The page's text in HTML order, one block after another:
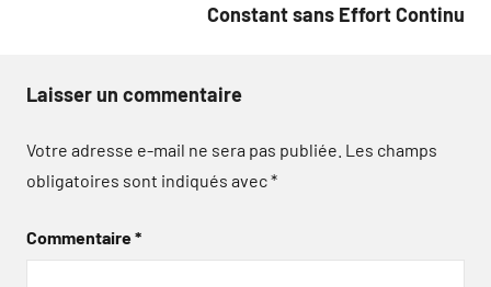
Constant sans Effort Continu
Laisser un commentaire
Votre adresse e-mail ne sera pas publiée. Les champs
obligatoires sont indiqués avec*
Commentaire*